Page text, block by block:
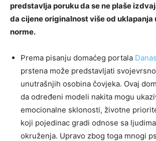
predstavlja poruku da se ne plaše
da cijene originalnost više od uklapanja
norme.
Prema pisanju domaćeg portala
prstena može predstavljati
unutrašnjih osobina čovjeka. Ovaj
da određeni modeli nakita mogu
emocionalne sklonosti, životne
koji pojedinac gradi odnose sa
okruženja. Upravo zbog toga mnogi